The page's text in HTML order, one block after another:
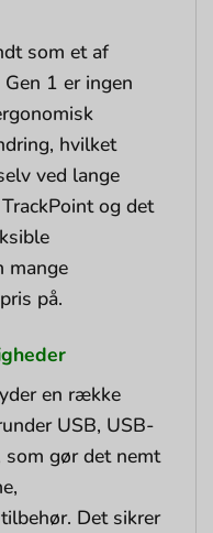
som et af
1 er ingen
hvilket
ved lange
og det
mange
på.
en række
USB, USB-
gør det nemt
Det sikrer